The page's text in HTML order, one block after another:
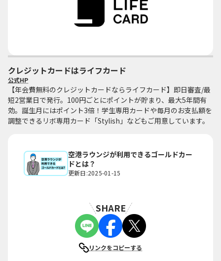
クレジットカードはライフカード
公式HP
【年会費無料のクレジットカードならライフカード】即日審査/最
短2営業日で発行。100円ごとにポイントが貯まり、最大5年間有
効。誕生月にはポイント3倍！学生専用カードや毎月のお支払額を
調整できるリボ専用カード「Stylish」などもご用意しています。
空港ラウンジが利用できるゴールドカー
ドとは？
更新日:2025-01-15
SHARE
リンクをコピーする